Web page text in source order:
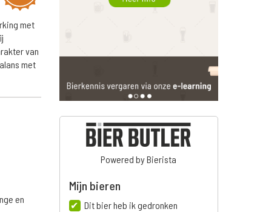
met
van
met
en
Powered by Bierista
Mijn bieren
Dit bier heb ik gedronken